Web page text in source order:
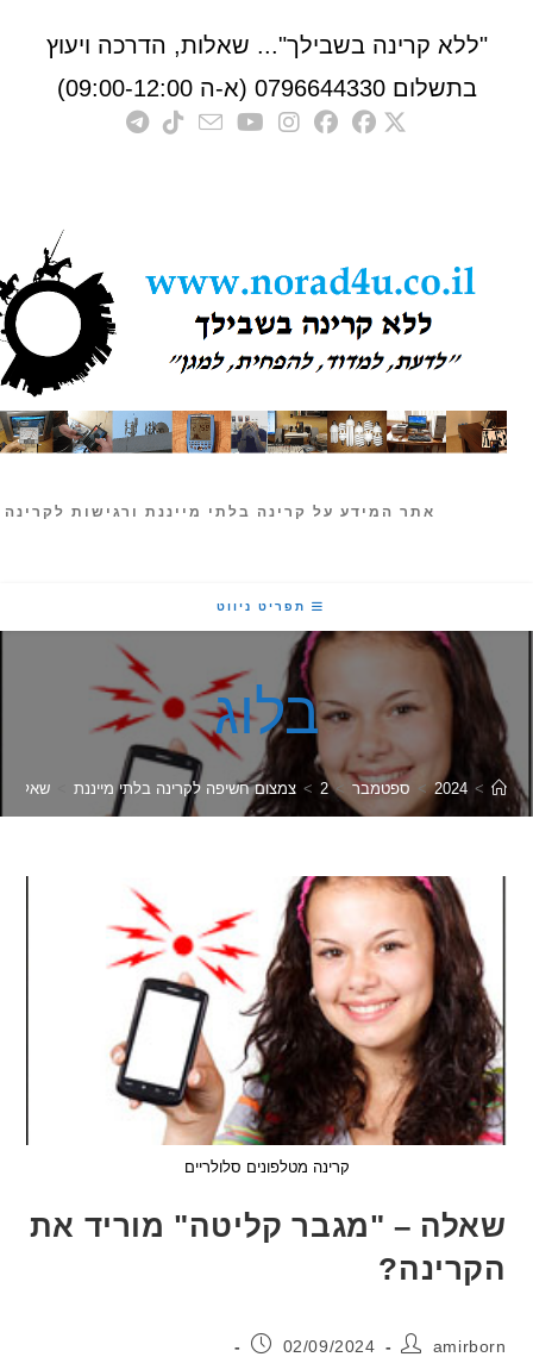
קרינה בשבילך"... שאלות, הדרכה ויעוץ
0796644330 (א-ה 09:00-12:00)
אתר המידע על קרינה בלתי מייננת ורגישות לקרינה
תפריט ניווט
בלוג
2024
> ספטמבר >
2
> צמצום חשיפה לקרינה בלתי מייננת > שאלה – "מגבר
קרינה מטלפונים סלולריים
– "מגבר קליטה" מוריד את
פורסם:
02/09/2024